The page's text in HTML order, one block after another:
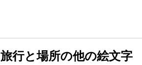
旅行と場所の他の絵文字